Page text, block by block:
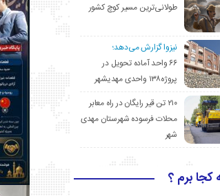
طولانی‌ترین مسیر کوچ کشور
نیزوا گزارش می‌دهد؛
۶۶ واحد آماده تحویل در
پروژه۱۳۸ واحدی مهدیشهر
۲۱۰ تن قیر رایگان در راه معابر
محلات فرسوده شهرستان مهدی
شهر
کجا برم ؟